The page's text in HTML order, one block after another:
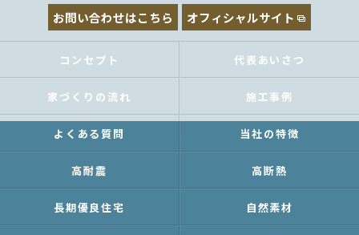
お問い合わせはこちら オフィシャルサイト
コンセプト 代表あいさつ
家づくりの流れ 施工事例
よくある質問 当社の特徴
高耐震 高断熱
長期優良住宅 自然素材